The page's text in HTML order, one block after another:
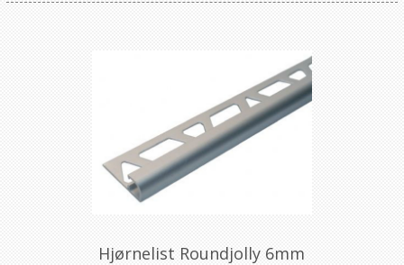
Hjørnelist Roundjolly 6mm